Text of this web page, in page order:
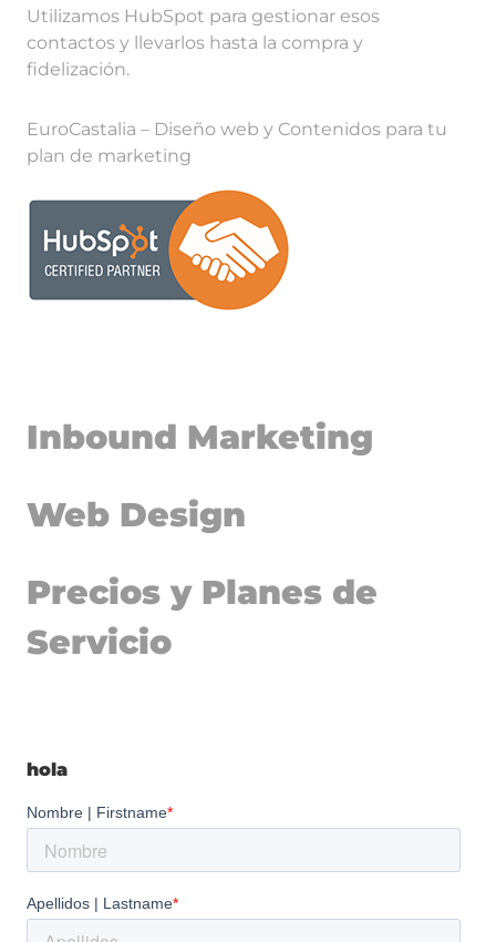
Utilizamos HubSpot para gestionar esos
contactos y llevarlos hasta la compra y
fidelización.
EuroCastalia – Diseño web y Contenidos para tu
plan de marketing
Inbound Marketing
Web Design
Precios y Planes de
Servicio
hola